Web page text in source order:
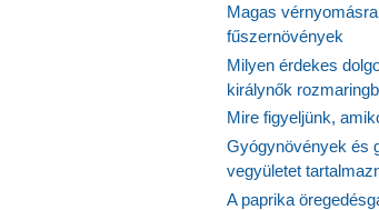
Magas
fűszernövények
Milyen érdekes
királynők
Mire figyeljünk,
Gyógynövények és
vegyületet
A paprika